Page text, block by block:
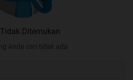
Ditemukan
Anda cari tidak ada